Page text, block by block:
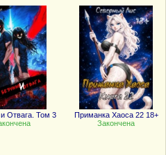
Отвага. Том 3
Приманка Хаоса 22 18+
Закончена